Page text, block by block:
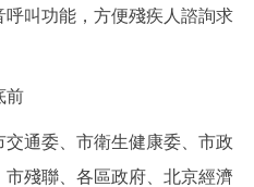
叫功能，方便殘疾人諮詢求
前
通委、市衛生健康委、市政
殘聯、各區政府、北京經濟